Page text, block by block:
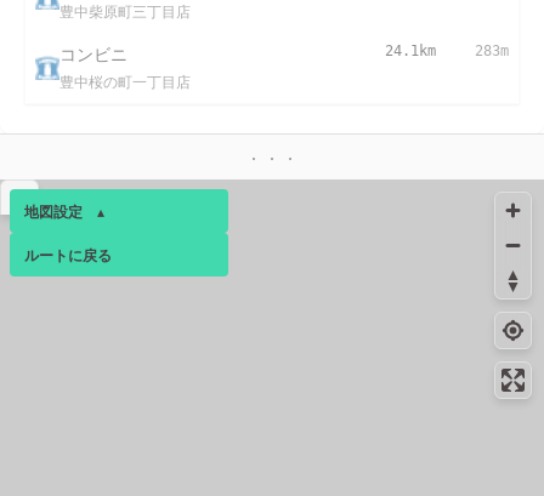
豊中柴原町三丁目店
コンビニ
豊中桜の町一丁目店
24.1km 283m
地図設定 ▴
ベース ▴
ルートに戻る